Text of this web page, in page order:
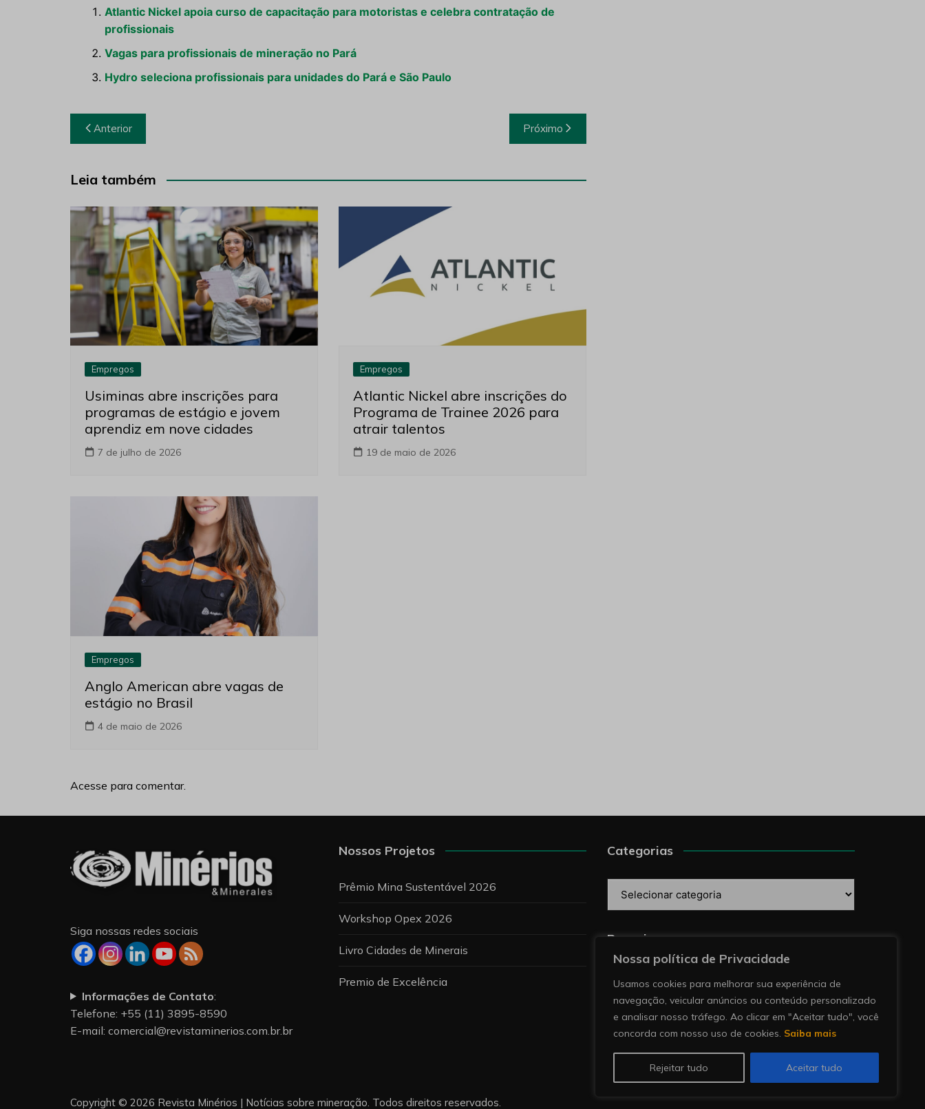
Nossa política de Privacidade
Usamos cookies para melhorar sua experiência de
navegação, veicular anúncios ou conteúdo personalizado
e analisar nosso tráfego. Ao clicar em "Aceitar tudo", você
concorda com nosso uso de cookies. Saiba mais
Rejeitar tudo Aceitar tudo
Atlantic Nickel apoia curso de capacitação para motoristas e celebra contratação de
profissionais
Vagas para profissionais de mineração no Pará
Hydro seleciona profissionais para unidades do Pará e São Paulo
Navegação
de
Post
Anterior Próximo
Leia também
Empregos
Usiminas abre inscrições para
programas de estágio e jovem
aprendiz em nove cidades
7 de julho de 2026
Empregos
Atlantic Nickel abre inscrições do
Programa de Trainee 2026 para
atrair talentos
19 de maio de 2026
Empregos
Anglo American abre vagas de
estágio no Brasil
4 de maio de 2026
Acesse para comentar.
Siga nossas redes sociais
Informações de Contato:
Telefone: +55 (11) 3895-8590
E-mail: comercial@revistaminerios.com.br.br
Nossos Projetos
Prêmio Mina Sustentável 2026
Workshop Opex 2026
Livro Cidades de Minerais
Premio de Excelência
Categorias
Pesquise
Copyright © 2026 Revista Minérios | Notícias sobre mineração. Todos direitos reservados.